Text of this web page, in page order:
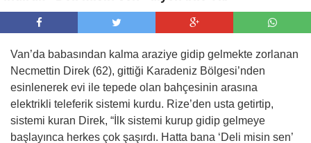
Van’da babasından kalma araziye gidip gelmekte zorlanan
Necmettin Direk (62), gittiği Karadeniz Bölgesi’nden
esinlenerek evi ile tepede olan bahçesinin arasına
elektrikli teleferik sistemi kurdu. Rize’den usta getirtip,
sistemi kuran Direk, “İlk sistemi kurup gidip gelmeye
başlayınca herkes çok şaşırdı. Hatta bana ‘Deli misin sen’